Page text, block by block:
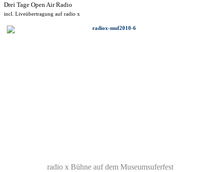
Drei Tage Open Air Radio
incl. Liveübertragung auf radio x
radio x Bühne auf dem Museumsuferfest